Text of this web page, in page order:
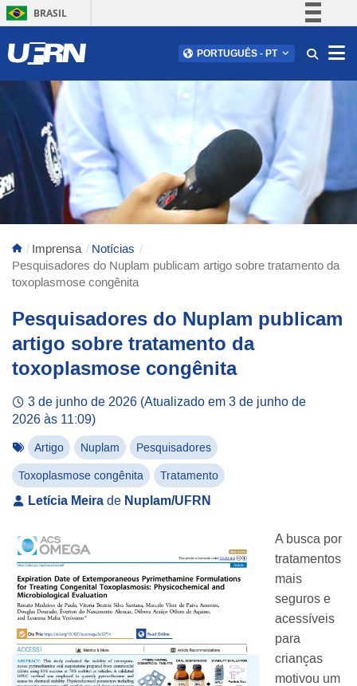
BRASIL
Comunica BR
Acesso à informação
Legislação
Canais
PORTUGUÊS - PT
Imprensa
Notícias
Pesquisadores do Nuplam publicam artigo sobre tratamento da
toxoplasmose congênita
Pesquisadores do Nuplam publicam
artigo sobre tratamento da
toxoplasmose congênita
3 de junho de 2026 (Atualizado em3 de junho de
2026 às 11:09)
Artigo Nuplam Pesquisadores
Toxoplasmose congênita Tratamento
Letícia Meira de Nuplam/UFRN
A busca por
tratamentos
mais
seguros e
acessíveis
para
crianças
motivou um